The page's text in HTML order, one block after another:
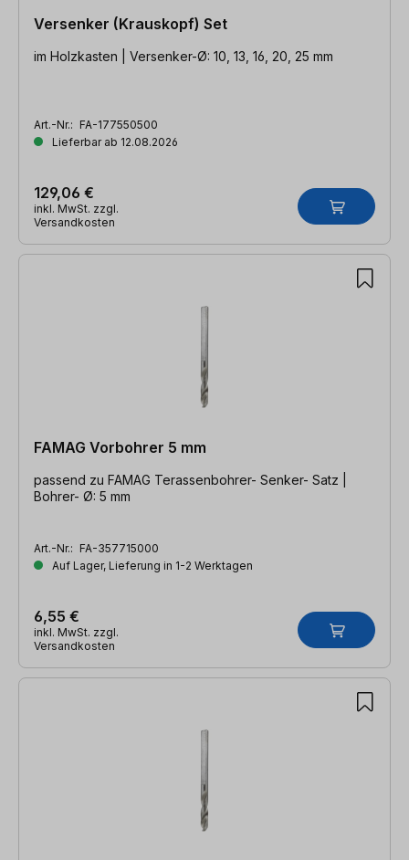
Versenker (Krauskopf) Set
im Holzkasten | Versenker-Ø: 10, 13, 16, 20, 25 mm
Art.-Nr.: FA-177550500
Lieferbar ab 12.08.2026
129,06 €
inkl. MwSt. zzgl.
Versandkosten
FAMAG Vorbohrer 5 mm
passend zu FAMAG Terassenbohrer- Senker- Satz |
Bohrer- Ø: 5 mm
Art.-Nr.: FA-357715000
Auf Lager, Lieferung in 1-2 Werktagen
6,55 €
inkl. MwSt. zzgl.
Versandkosten